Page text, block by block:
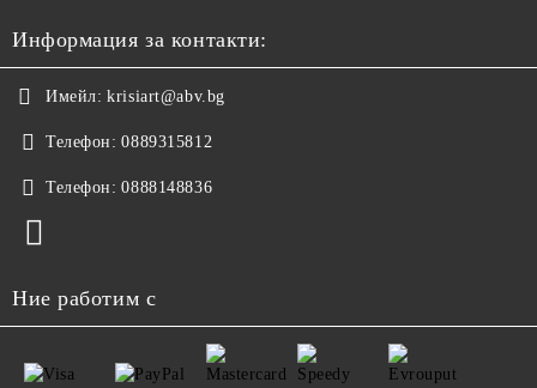
Информация за контакти:
Имейл: krisiart@abv.bg
Телефон: 0889315812
Телефон: 0888148836
Ние работим с